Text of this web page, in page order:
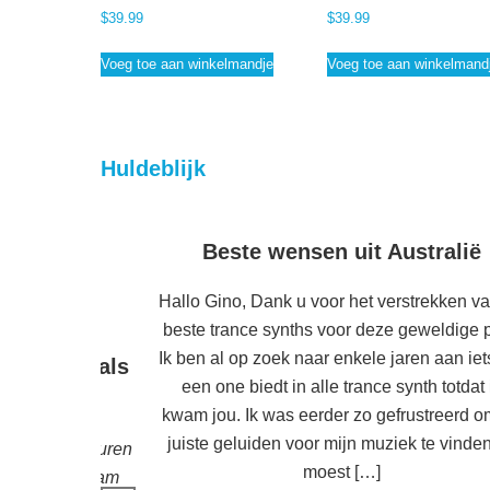
$39.99
Voeg toe aan winkelmandje
$39.99
Voeg toe aan
Huldeblijk
apps zoals
wat lof te sturen
naam is Bram
Beste wensen uit Australië
Hallo Gino, Dank u voor het verstrekken
beste trance synths voor deze geweldige
Ik ben al op zoek naar enkele jaren aan
een one biedt in alle trance synth totdat
kwam jou. Ik was eerder zo gefrustreerd
juiste geluiden voor mijn muziek te
moest […]